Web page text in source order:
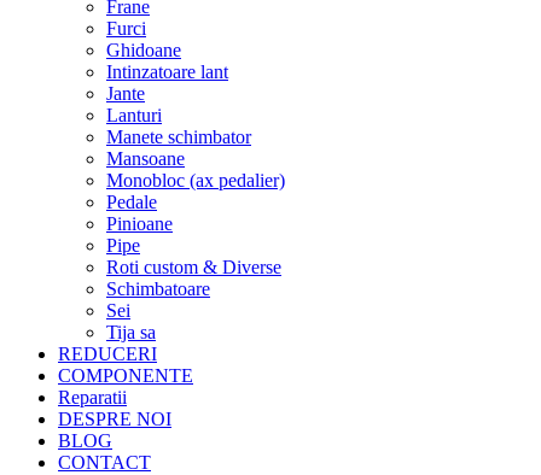
Frane
Furci
Ghidoane
Intinzatoare lant
Jante
Lanturi
Manete schimbator
Mansoane
Monobloc (ax pedalier)
Pedale
Pinioane
Pipe
Roti custom & Diverse
Schimbatoare
Sei
Tija sa
REDUCERI
COMPONENTE
Reparatii
DESPRE NOI
BLOG
CONTACT